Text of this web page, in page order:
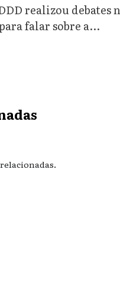
realizou debates
falar sobre a...